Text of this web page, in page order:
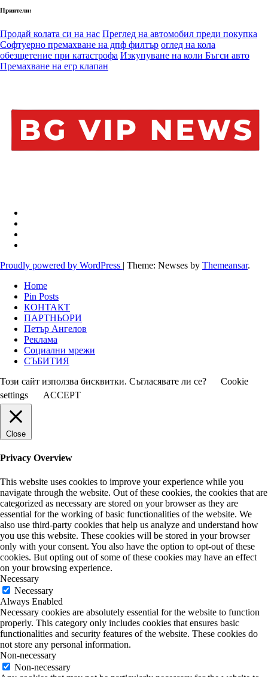
Приятели:
Продай колата си на нас Преглед на автомобил преди покупка
Софтуерно премахване на дпф филтър оглед на кола
обезщетение при катастрофа Изкупуване на коли Бъгси авто
Премахване на егр клапан
Proudly powered by WordPress | Theme: Newses by Themeansar.
Home
Pin Posts
КОНТАКТ
ПАРТНЬОРИ
Петър Ангелов
Реклама
Социални мрежи
СЪБИТИЯ
Този сайт използва бисквитки. Съгласявате ли се?
Cookie
settings
ACCEPT
Close
Privacy Overview
This website uses cookies to improve your experience while you
navigate through the website. Out of these cookies, the cookies that are
categorized as necessary are stored on your browser as they are
essential for the working of basic functionalities of the website. We
also use third-party cookies that help us analyze and understand how
you use this website. These cookies will be stored in your browser
only with your consent. You also have the option to opt-out of these
cookies. But opting out of some of these cookies may have an effect
on your browsing experience.
Necessary
Necessary
Always Enabled
Necessary cookies are absolutely essential for the website to function
properly. This category only includes cookies that ensures basic
functionalities and security features of the website. These cookies do
not store any personal information.
Non-necessary
Non-necessary